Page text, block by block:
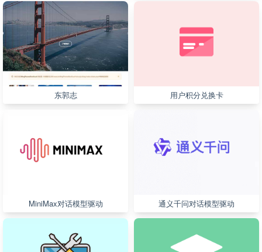
东郭志 用户积分兑换卡
MiniMax对话模型驱动 通义千问对话模型驱动